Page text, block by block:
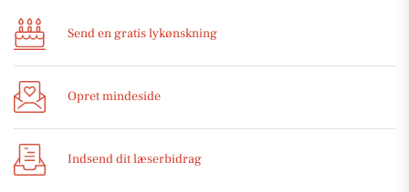
Send en gratis lykønskning
Opret mindeside
Indsend dit læserbidrag